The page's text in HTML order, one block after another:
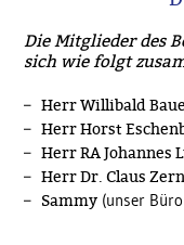
Die Mitglieder des
sich wie folgt
Herr Willibald
Herr Horst
Herr RA Johannes
Herr Dr. Claus
Sammy (unser